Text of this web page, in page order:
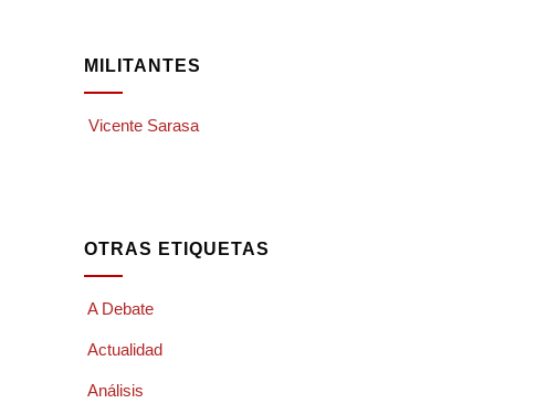
MILITANTES
Vicente Sarasa
OTRAS ETIQUETAS
A Debate
Actualidad
Análisis